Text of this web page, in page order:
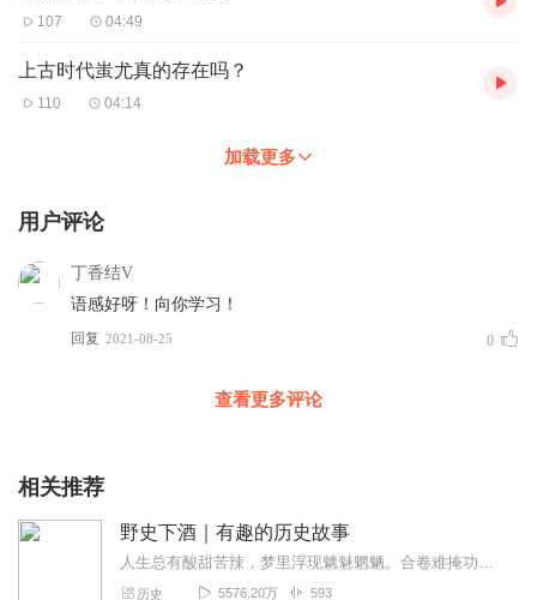
107 04:49
上古时代蚩尤真的存在吗？
110 04:14
加载更多
用户评论
丁香结V
语感好呀！向你学习！
回复 2021-08-25 0
查看更多评论
相关推荐
野史下酒｜有趣的历史故事
人生总有酸甜苦辣，梦里浮现魑魅魍魉。合卷难掩功名利禄，举杯溢满贪嗔痴狂。
历史 5576.20万 593